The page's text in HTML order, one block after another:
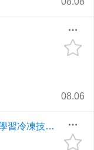
08.06
組裝人員(請直接攜帶履歷親洽。學習冷凍技術，公司有培訓制度)/提供午餐